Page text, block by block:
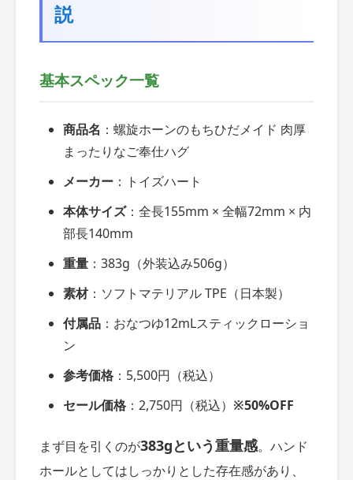
説
基本スペック一覧
商品名 ：螺旋ホーンのもちひだメイド 肉厚
まったりなご奉仕ハグ
メーカー ：トイズハート
本体サイズ：全長155mm × 全幅72mm × 内
部長140mm
重量 ：383g（外装込み506g）
素材：ソフトマテリアル TPE（日本製）
付属品 ：おなつゆ12mLスティックローショ
ン
参考価格 ：5,500円（税込）
セール価格 ：2,750円（税込） ※50%OFF
まず目を引くのが383gという重量感。ハンド
ホールとしてはしっかりとした存在感があり、